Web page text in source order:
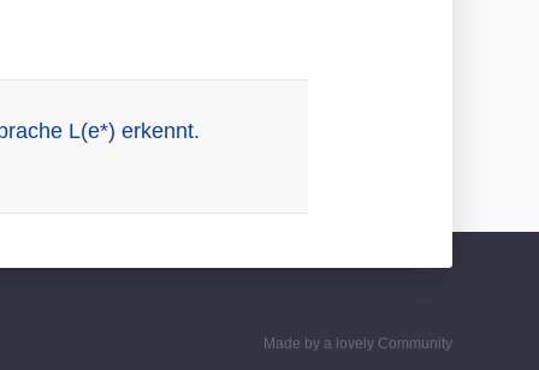
L(e*) erkennt.
Made by a lovely Community